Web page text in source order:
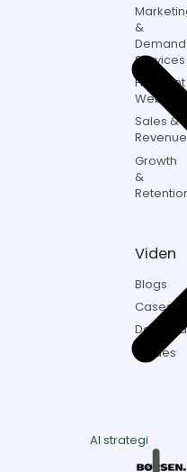
AI strategi
&
Demand
Services
HubSpot
Sales &
Revenue
Growth
&
Viden
Blogs
Cases
Guides